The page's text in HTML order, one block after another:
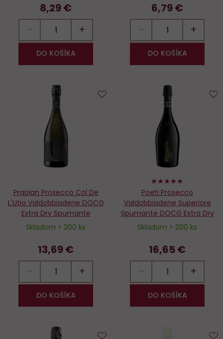
8,29 €
− +
DO KOŠÍKA
6,79 €
− +
DO KOŠÍKA
Prapian Prosecco Col De
L'Utia Valdobbiadene DOCG
Extra Dry Spumante
Skladom > 200 ks
13,69 €
− +
DO KOŠÍKA
100%
Poeti Prosecco
Valdobbiadene Superiore
Spumante DOCG Extra Dry
Skladom > 200 ks
16,65 €
− +
DO KOŠÍKA